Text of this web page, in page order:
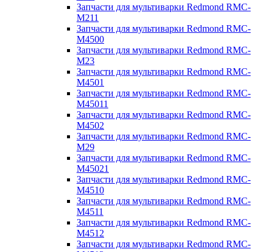
Запчасти для мультиварки Redmond RMC-
M211
Запчасти для мультиварки Redmond RMC-
M4500
Запчасти для мультиварки Redmond RMC-
M23
Запчасти для мультиварки Redmond RMC-
M4501
Запчасти для мультиварки Redmond RMC-
M45011
Запчасти для мультиварки Redmond RMC-
M4502
Запчасти для мультиварки Redmond RMC-
M29
Запчасти для мультиварки Redmond RMC-
M45021
Запчасти для мультиварки Redmond RMC-
M4510
Запчасти для мультиварки Redmond RMC-
M4511
Запчасти для мультиварки Redmond RMC-
M4512
Запчасти для мультиварки Redmond RMC-